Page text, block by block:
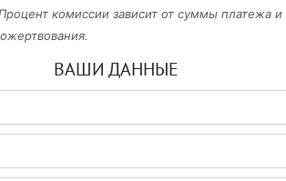
комиссии зависит от суммы платежа и
ВАШИ ДАННЫЕ